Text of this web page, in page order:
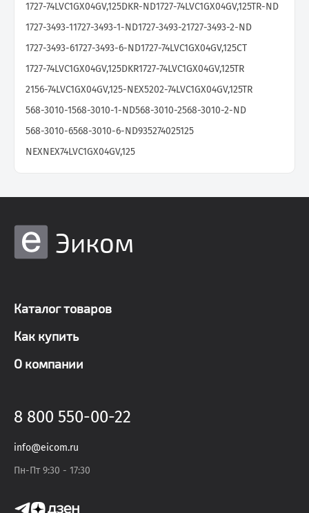
1727-74LVC1GX04GV,125DKR-ND1727-74LVC1GX04GV,125TR-ND
1727-3493-11727-3493-1-ND1727-3493-21727-3493-2-ND
1727-3493-61727-3493-6-ND1727-74LVC1GX04GV,125CT
1727-74LVC1GX04GV,125DKR1727-74LVC1GX04GV,125TR
2156-74LVC1GX04GV,125-NEX5202-74LVC1GX04GV,125TR
568-3010-1568-3010-1-ND568-3010-2568-3010-2-ND
568-3010-6568-3010-6-ND935274025125
NEXNEX74LVC1GX04GV,125
Эиком
Каталог товаров
Как купить
О компании
8 800 550-00-22
info@eicom.ru
Пн-Пт 9:30 - 17:30